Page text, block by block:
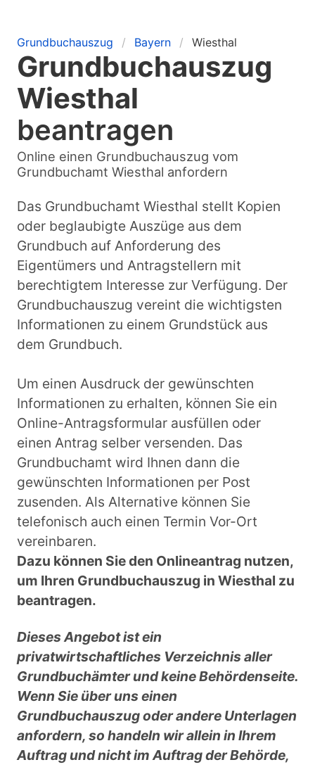
Grundbuchauszug Bayern Wiesthal
Grundbuchauszug
Wiesthal
beantragen
Online einen Grundbuchauszug vom
Grundbuchamt Wiesthal anfordern
Das Grundbuchamt Wiesthal stellt Kopien
oder beglaubigte Auszüge aus dem
Grundbuch auf Anforderung des
Eigentümers und Antragstellern mit
berechtigtem Interesse zur Verfügung. Der
Grundbuchauszug vereint die wichtigsten
Informationen zu einem Grundstück aus
dem Grundbuch.
Um einen Ausdruck der gewünschten
Informationen zu erhalten, können Sie ein
Online-Antragsformular ausfüllen oder
einen Antrag selber versenden. Das
Grundbuchamt wird Ihnen dann die
gewünschten Informationen per Post
zusenden. Als Alternative können Sie
telefonisch auch einen Termin Vor-Ort
vereinbaren.
Dazu können Sie den Onlineantrag nutzen,
um Ihren Grundbuchauszug in Wiesthal zu
beantragen.
Dieses Angebot ist ein
privatwirtschaftliches Verzeichnis aller
Grundbuchämter und keine Behördenseite.
Wenn Sie über uns einen
Grundbuchauszug oder andere Unterlagen
anfordern, so handeln wir allein in Ihrem
Auftrag und nicht im Auftrag der Behörde,